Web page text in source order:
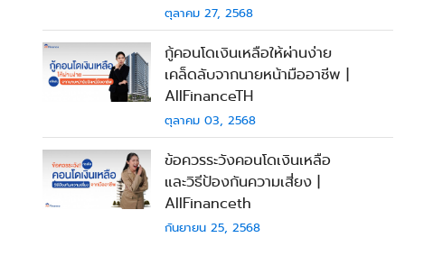
ตุลาคม 27, 2568
กู้คอนโดเงินเหลือให้ผ่านง่าย
เคล็ดลับจากนายหน้ามืออาชีพ |
AllFinanceTH
ตุลาคม 03, 2568
ข้อควรระวังคอนโดเงินเหลือ
และวิธีป้องกันความเสี่ยง |
AllFinanceth
กันยายน 25, 2568